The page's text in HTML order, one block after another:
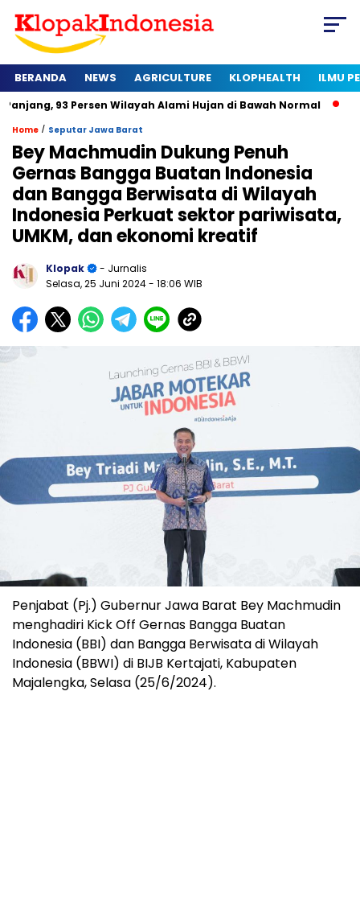
BERANDA NEWS AGRICULTURE KLOPHEALTH ILMU
Persen Wilayah Alami Hujan di Bawah Normal Kapan
Home / Seputar Jawa Barat
Bey Machmudin Dukung Penuh
Gernas Bangga Buatan Indonesia
dan Bangga Berwisata di Wilayah
Indonesia Perkuat sektor pariwisata,
UMKM, dan ekonomi kreatif
Klopak
- Jurnalis
Selasa, 25 Juni 2024- 18:06 WIB
Penjabat (Pj.) Gubernur Jawa Barat Bey Machmudin
menghadiri Kick Off Gernas Bangga Buatan
Indonesia (BBI) dan Bangga Berwisata di Wilayah
Indonesia (BBWI) di BIJB Kertajati, Kabupaten
Majalengka, Selasa (25/6/2024).